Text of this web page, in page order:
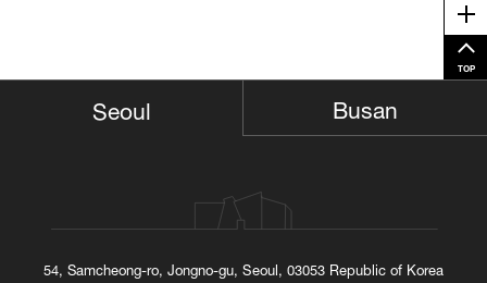
TOP
Seoul
54, Samcheong-ro, Jongno-gu, Seoul, 03053 Republic of Korea
Busan